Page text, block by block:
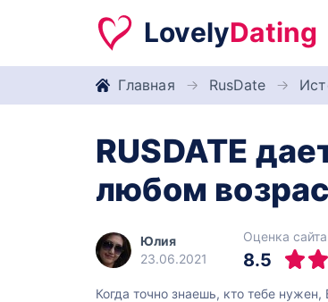
LovelyDating
Главная RusDate
RUSDATE
любом
Юлия
23.06.2021
Оценка сайта
8.5
Когда точно знаешь, кто тебе